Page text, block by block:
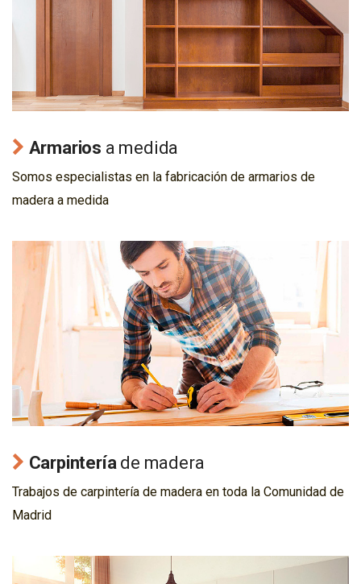
Armarios a medida
Somos especialistas en la fabricación de armarios de
madera a medida
Carpinteríade madera
Trabajos de carpintería de madera en toda la Comunidad de
Madrid